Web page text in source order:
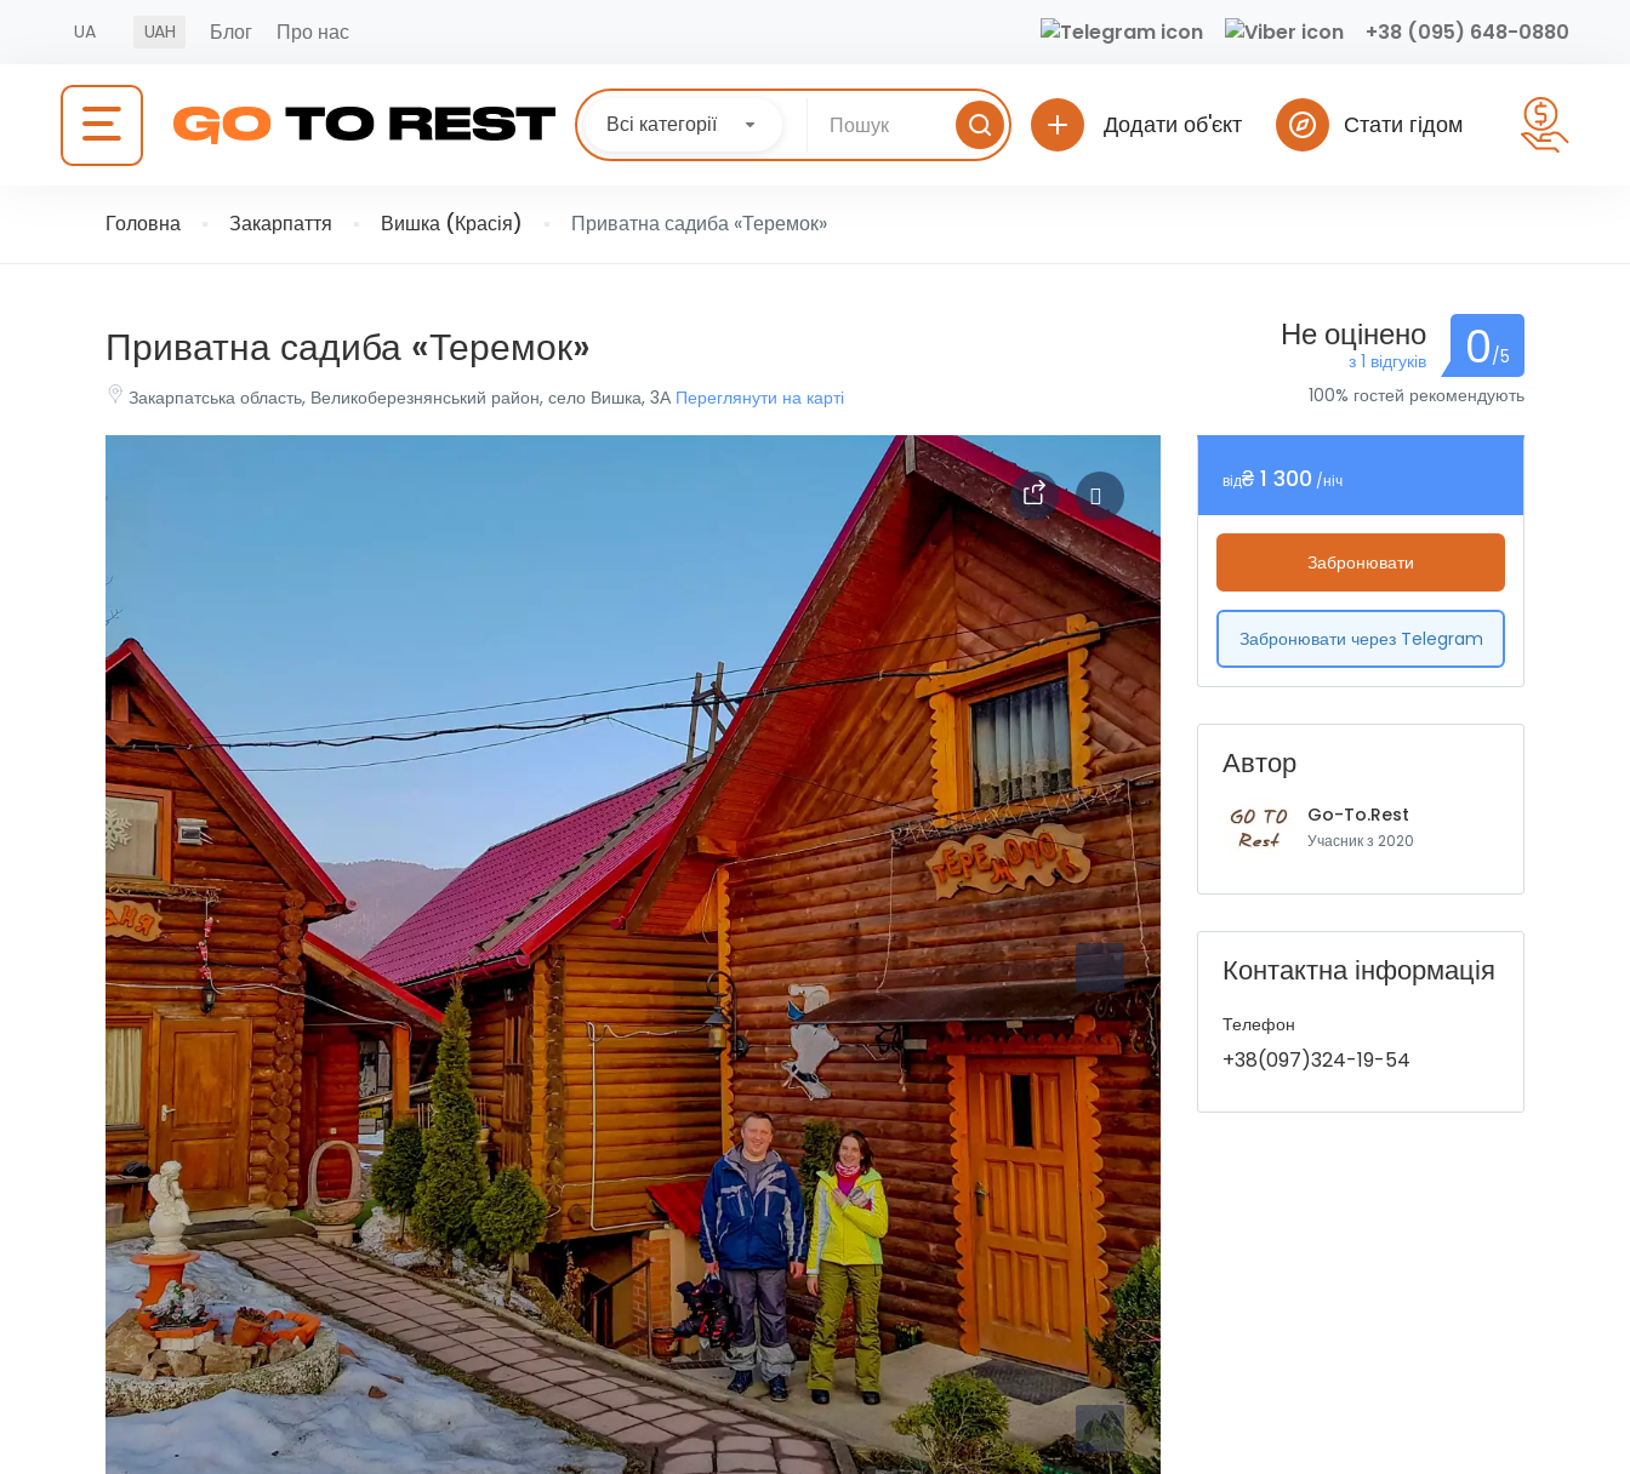
UA UAH Блог Про нас +38 (095) 648-0880
Всі категорії Додати об'єкт Стати гідом
Головна Закарпаття Вишка (Красія) Приватна садиба «Теремок»
Приватна садиба «Теремок»
Закарпатська область, Великоберезнянський район, село Вишка, 3А Переглянути на карті
Не оцінено
з 1 відгуків 0/5
100% гостей рекомендують
від₴ 1 300 /ніч
Забронювати
Забронювати через Telegram
Автор
Go-To.Rest
Учасник з 2020
Контактна інформація
Телефон
+38(097)324-19-54